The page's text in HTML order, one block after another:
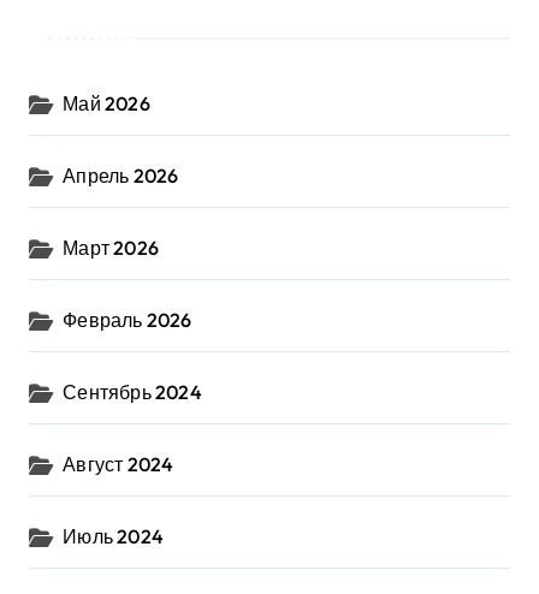
Май 2026
Апрель 2026
Март 2026
Февраль 2026
Сентябрь 2024
Август 2024
Июль 2024